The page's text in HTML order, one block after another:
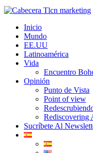
Inicio
Mundo
EE.UU
Latinoamérica
Vida
Encuentro
Opinión
Punto de Vista
Point of view
Rediscovering
Sucríbete Al